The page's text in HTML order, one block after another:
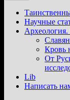
Научные
Археология.
Кровь
От
Lib
Написать